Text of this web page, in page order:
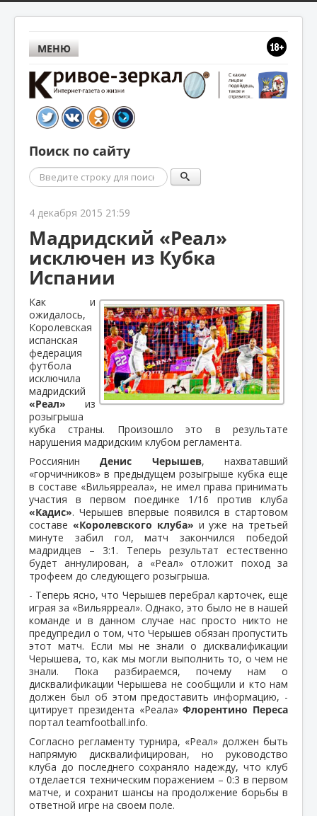
МЕНЮ
Поиск по сайту
Поиск
4 декабря 2015 21:59
Мадридский «Реал»
исключен из Кубка
Испании
Как и
ожидалось,
Королевская
испанская
федерация
футбола
исключила
мадридский
«Реал» из
розыгрыша
кубка страны. Произошло это в результате
нарушения мадридским клубом регламента.
РоссиянинДенис Черышев, нахватавший
«горчичников» в предыдущем розыгрыше кубка еще
в составе «Вильярреала», не имел права принимать
участия в первом поединке 1/16 против клуба
«Кадис». Черышев впервые появился в стартовом
составе «Королевского клуба» и уже на третьей
минуте забил гол, матч закончился победой
мадридцев – 3:1. Теперь результат естественно
будет аннулирован, а «Реал» отложит поход за
трофеем до следующего розыгрыша.
- Теперь ясно, что Черышев перебрал карточек, еще
играя за «Вильярреал». Однако, это было не в нашей
команде и в данном случае нас просто никто не
предупредил о том, что Черышев обязан пропустить
этот матч. Если мы не знали о дисквалификации
Черышева, то, как мы могли выполнить то, о чем не
знали. Пока разбираемся, почему нам о
дисквалификации Черышева не сообщили и кто нам
должен был об этом предоставить информацию, -
цитирует президента «Реала»Флорентино Переса
портал teamfootball.info.
Согласно регламенту турнира, «Реал» должен быть
напрямую дисквалифицирован, но руководство
клуба до последнего сохраняло надежду, что клуб
отделается техническим поражением – 0:3 в первом
матче, и сохранит шансы на продолжение борьбы в
ответной игре на своем поле.